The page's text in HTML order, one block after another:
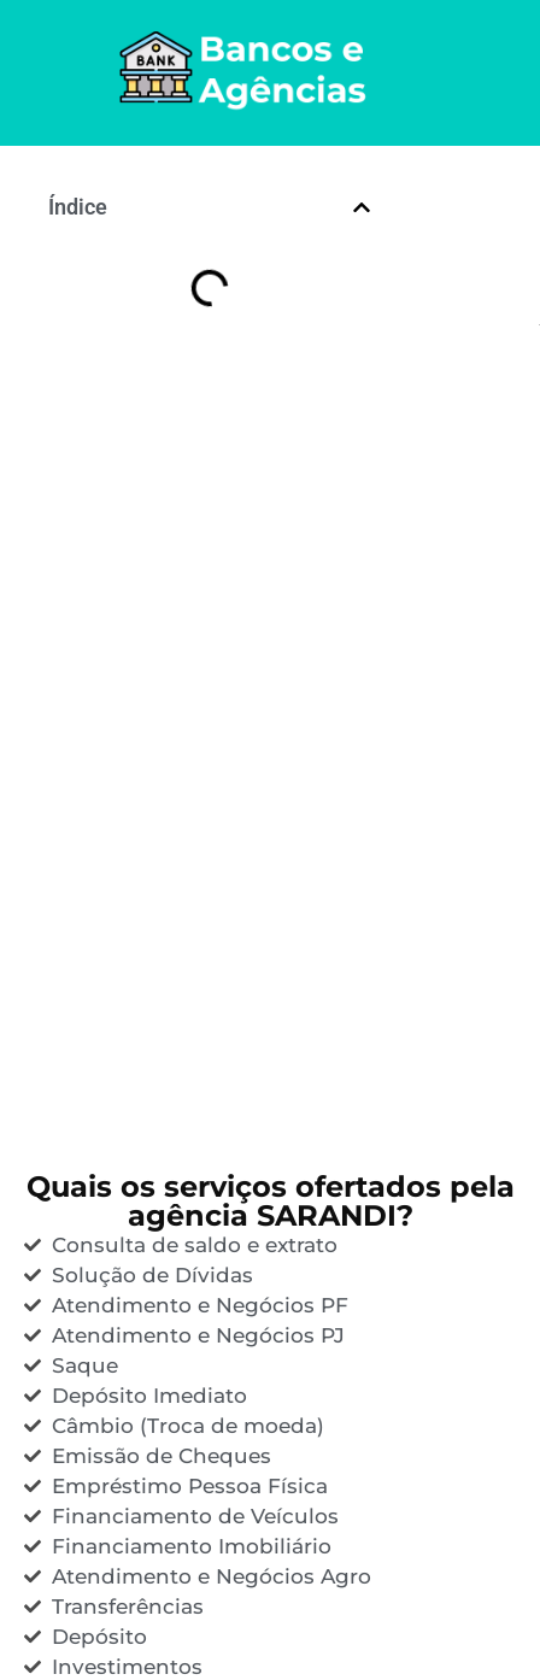
Índice
Quais os serviços ofertados pela
agência SARANDI?
Consulta de saldo e extrato
Solução de Dívidas
Atendimento e Negócios PF
Atendimento e Negócios PJ
Saque
Depósito Imediato
Câmbio (Troca de moeda)
Emissão de Cheques
Empréstimo Pessoa Física
Financiamento de Veículos
Financiamento Imobiliário
Atendimento e Negócios Agro
Transferências
Depósito
Investimentos